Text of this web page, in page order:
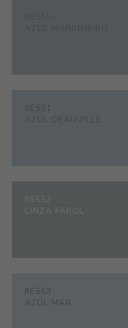
#E551
AZUL DEAUVILLE
#E552
CINZA FAROL
#E553
AZUL MAR